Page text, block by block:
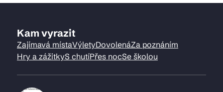
Kam vyrazit
Zajímavá místaVýletyDovolenáZa poznáním
Hry a zážitkyS chutíPřes nocSe školou